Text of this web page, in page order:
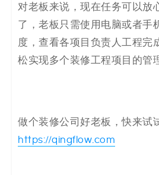
对老板来说，现在任务可以放
了，老板只需使用电脑或者手
度，查看各项目负责人工程完
松实现多个装修工程项目的管
做个装修公司好老板，快来试
https://qingflow.com